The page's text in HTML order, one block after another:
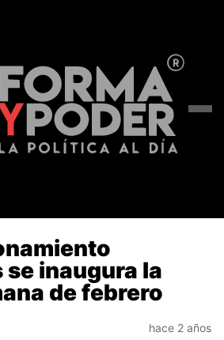
inaugura la
de febrero
hace 2 años